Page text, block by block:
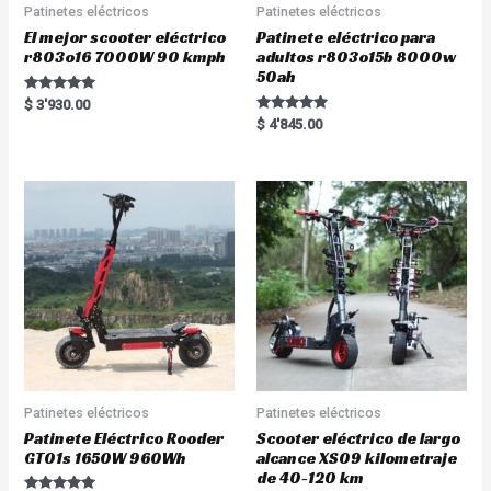
Patinetes eléctricos
El mejor scooter eléctrico
r803o16 7000W 90 kmph
Rated
5.00
$ 3'930.00
Patinetes eléctricos
Patinete eléctrico para
adultos r803o15b 8000w
50ah
Rated
5.00
$ 4'845.00
Patinetes eléctricos
Patinete Eléctrico Rooder
GT01s 1650W 960Wh
Patinetes eléctricos
Scooter eléctrico de largo
alcance XS09 kilometraje
de 40-120 km